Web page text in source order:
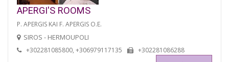
APERGI'S ROOMS
P. APERGIS KAI F. APERGIS O.E.
SIROS - HERMOUPOLI
+302281085800, +306979117135 +302281086288